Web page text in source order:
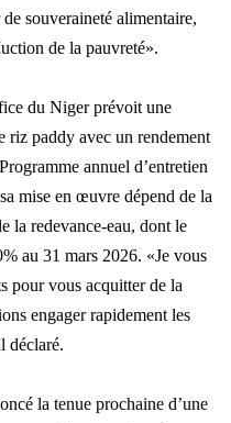
souveraineté alimentaire,
de la pauvreté».
du Niger prévoit une
riz paddy avec un rendement
annuel d’entretien
mise en œuvre dépend de la
la redevance-eau, dont le
au 31 mars 2026. «Je vous
vous acquitter de la
engager rapidement les
déclaré.
la tenue prochaine d’une